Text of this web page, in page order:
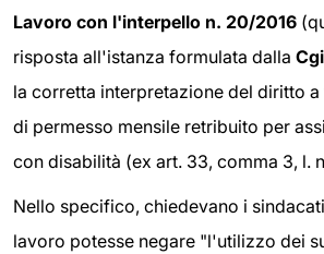
Lavoro con l'interpello n. 20/2016
risposta all'istanza formulata dalla
la corretta interpretazione del diritto
di permesso mensile retribuito per
con disabilità (ex art. 33, comma 3, l.
Nello specifico, chiedevano i
lavoro potesse negare "l'utilizzo dei